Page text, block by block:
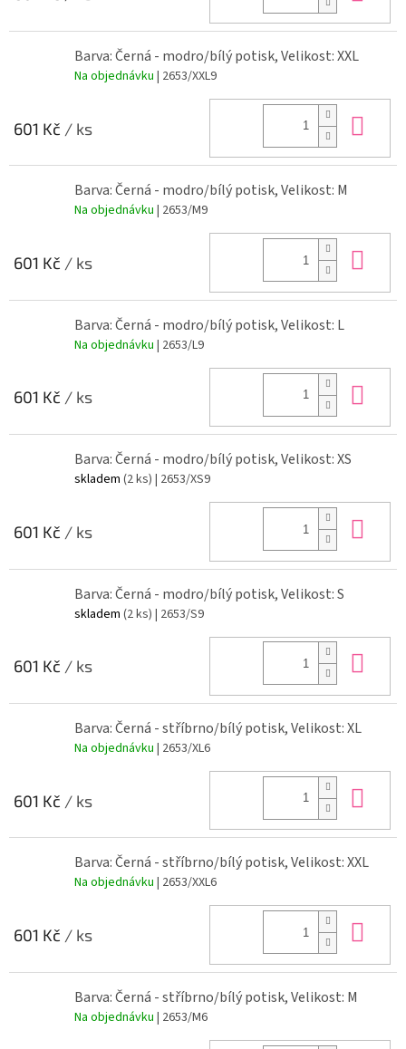
Barva: Černá - modro/bílý potisk, Velikost: XXL
Na objednávku | 2653/XXL9
601 Kč / ks
Barva: Černá - modro/bílý potisk, Velikost: M
Na objednávku | 2653/M9
601 Kč / ks
Barva: Černá - modro/bílý potisk, Velikost: L
Na objednávku | 2653/L9
601 Kč / ks
Barva: Černá - modro/bílý potisk, Velikost: XS
skladem (2 ks) | 2653/XS9
601 Kč / ks
Barva: Černá - modro/bílý potisk, Velikost: S
skladem (2 ks) | 2653/S9
601 Kč / ks
Barva: Černá - stříbrno/bílý potisk, Velikost: XL
Na objednávku | 2653/XL6
601 Kč / ks
Barva: Černá - stříbrno/bílý potisk, Velikost: XXL
Na objednávku | 2653/XXL6
601 Kč / ks
Barva: Černá - stříbrno/bílý potisk, Velikost: M
Na objednávku | 2653/M6